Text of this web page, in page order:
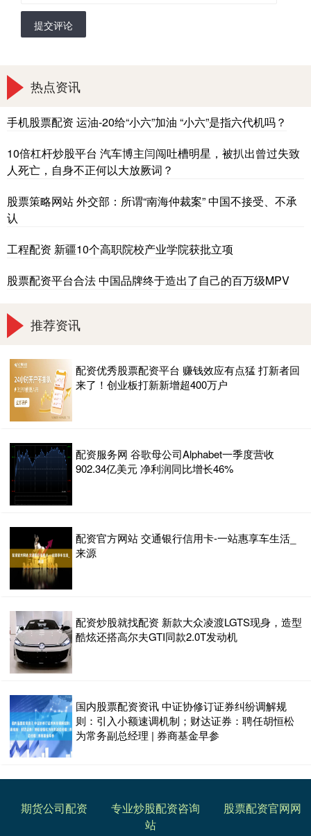
提交评论
热点资讯
手机股票配资 运油-20给“小六”加油 “小六”是指六代机吗？
10倍杠杆炒股平台 汽车博主闫闯吐槽明星，被扒出曾过失致
人死亡，自身不正何以大放厥词？
股票策略网站 外交部：所谓“南海仲裁案” 中国不接受、不承
认
工程配资 新疆10个高职院校产业学院获批立项
股票配资平台合法 中国品牌终于造出了自己的百万级MPV
推荐资讯
配资优秀股票配资平台 赚钱效应有点猛 打新者回
来了！创业板打新新增超400万户
配资服务网 谷歌母公司Alphabet一季度营收
902.34亿美元 净利润同比增长46%
配资官方网站 交通银行信用卡-一站惠享车生活_
来源
配资炒股就找配资 新款大众凌渡LGTS现身，造型
酷炫还搭高尔夫GTI同款2.0T发动机
国内股票配资资讯 中证协修订证券纠纷调解规
则：引入小额速调机制；财达证券：聘任胡恒松
为常务副总经理 | 券商基金早参
期货公司配资 专业炒股配资咨询
股票配资官网网
站